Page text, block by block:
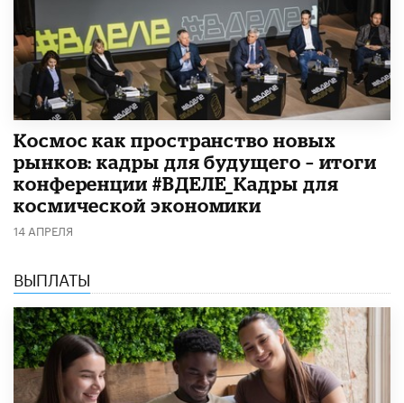
Космос как пространство новых
рынков: кадры для будущего – итоги
конференции #ВДЕЛЕ_Кадры для
космической экономики
14 АПРЕЛЯ
ВЫПЛАТЫ